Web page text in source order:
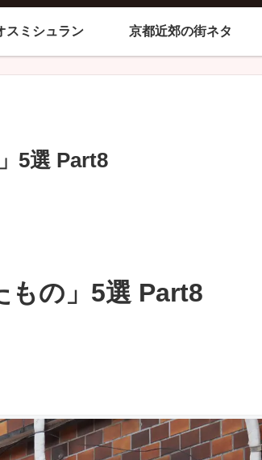
スミシュラン 京都近郊の街ネタ
5選 Part8
もの」5選 Part8